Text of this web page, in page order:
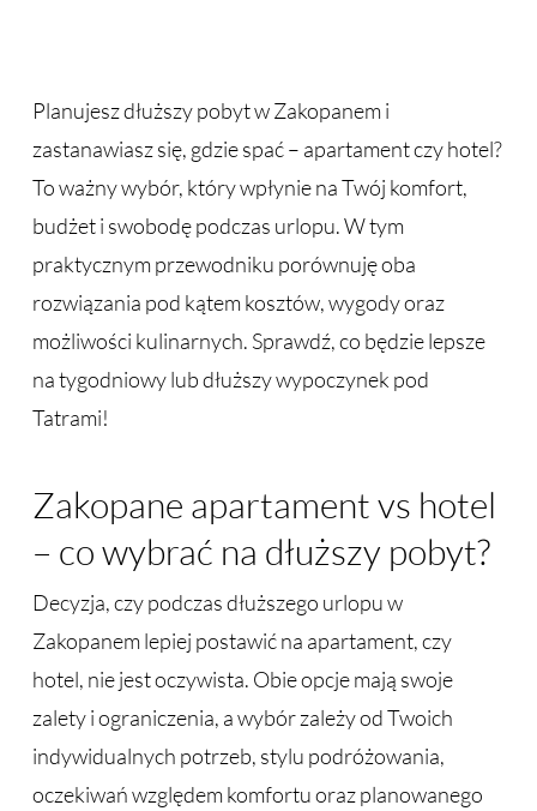
Planujesz dłuższy pobyt w Zakopanem i
zastanawiasz się, gdzie spać – apartament czy hotel?
To ważny wybór, który wpłynie na Twój komfort,
budżet i swobodę podczas urlopu. W tym
praktycznym przewodniku porównuję oba
rozwiązania pod kątem kosztów, wygody oraz
możliwości kulinarnych. Sprawdź, co będzie lepsze
na tygodniowy lub dłuższy wypoczynek pod
Tatrami!
Zakopane apartament vs hotel
– co wybrać na dłuższy pobyt?
Decyzja, czy podczas dłuższego urlopu w
Zakopanem lepiej postawić na apartament, czy
hotel, nie jest oczywista. Obie opcje mają swoje
zalety i ograniczenia, a wybór zależy od Twoich
indywidualnych potrzeb, stylu podróżowania,
oczekiwań względem komfortu oraz planowanego